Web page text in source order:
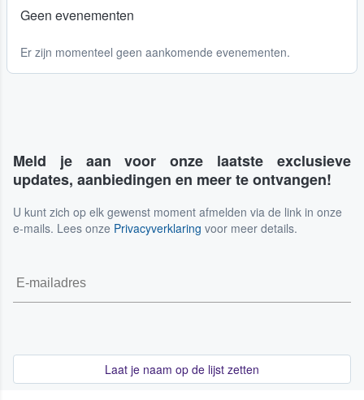
Geen evenementen
Er zijn momenteel geen aankomende evenementen.
Meld je aan voor onze laatste exclusieve
updates, aanbiedingen en meer te ontvangen!
U kunt zich op elk gewenst moment afmelden via de link in onze
e-mails. Lees onze Privacyverklaring voor meer details.
Laat je naam op de lijst zetten